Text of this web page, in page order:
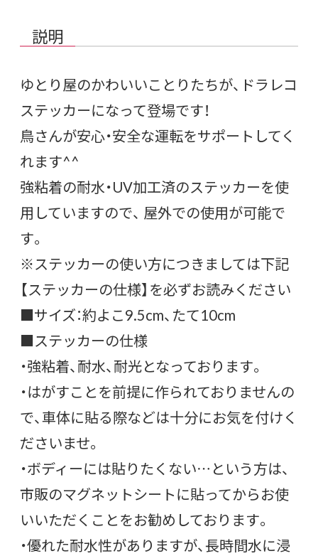
説明
ゆとり屋のかわいいことりたちが、ドラレコ
ステッカーになって登場です！
鳥さんが安心・安全な運転をサポートしてく
れます^^
強粘着の耐水・UV加工済のステッカーを使
用していますので、 屋外での使用が可能で
す。
※ステッカーの使い方につきましては下記
【ステッカーの仕様】を必ずお読みください
■サイズ：約よこ9.5cm、たて10cm
■ステッカーの仕様
・強粘着、耐水、耐光となっております。
・はがすことを前提に作られておりませんの
で、車体に貼る際などは十分にお気を付けく
ださいませ。
・ボディーには貼りたくない…という方は、
市販のマグネットシートに貼ってからお使
いいただくことをお勧めしております。
・優れた耐水性がありますが、長時間水に浸